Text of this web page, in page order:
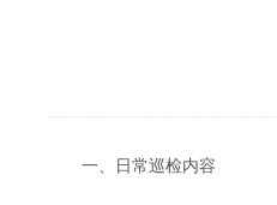
一、日常巡检内容